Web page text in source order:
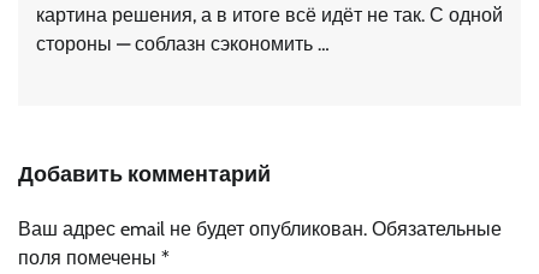
картина решения, а в итоге всё идёт не так. С одной
стороны — соблазн сэкономить …
Добавить комментарий
Ваш адрес email не будет опубликован. Обязательные
поля помечены *